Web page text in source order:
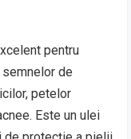
pentru
de
petelor
Este un ulei